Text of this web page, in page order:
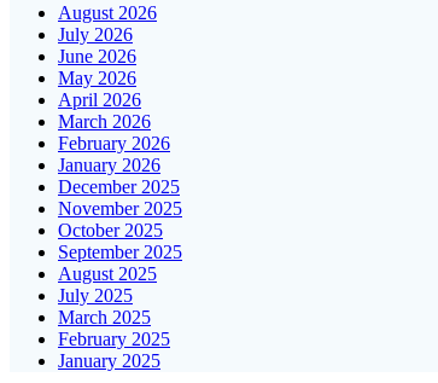
August 2026
July 2026
June 2026
May 2026
April 2026
March 2026
February 2026
January 2026
December 2025
November 2025
October 2025
September 2025
August 2025
July 2025
March 2025
February 2025
January 2025